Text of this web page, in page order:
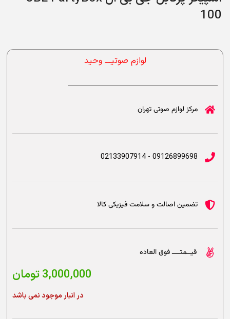
100
لوازم صوتیــــ وحید
مرکز لوازم صوتی تهران
09126899698 - 02133907914
تضمین اصالت و سلامت فیزیکی کالا
قیــمتــــ فوق العاده
3,000,000تومان
در انبار موجود نمی باشد